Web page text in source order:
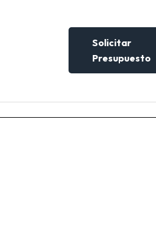
Solicitar
Presupuesto